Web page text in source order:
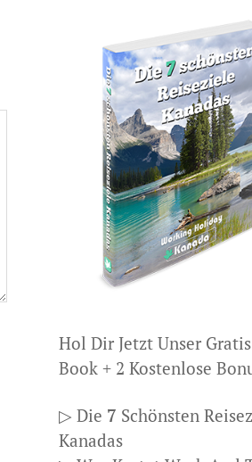
Hol Dir Jetzt Unser
Book + 2 Kostenlose
▷ Die 7 Schönsten
Kanadas